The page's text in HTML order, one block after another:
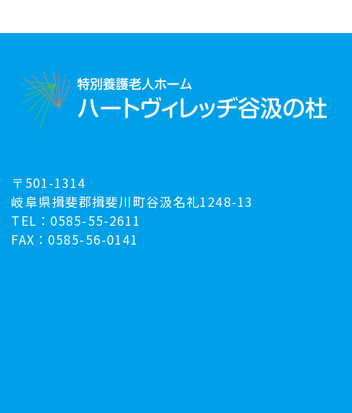
〒501-1314
岐阜県揖斐郡揖斐川町谷汲名礼1248-13
TEL：0585-55-2611
FAX：0585-56-0141